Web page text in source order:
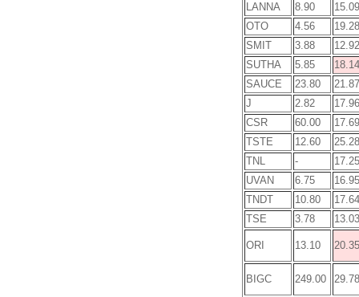
LANNA 8.90
15.09
OTO
4.56
19.28
SMIT
3.88
12.92
SUTHA
5.85
18.14
SAUCE
23.80
21.87
J
2.82
17.96
CSR
60.00
17.69
TSTE
12.60
25.28
TNL
-
17.25
UVAN
6.75
16.95
TNDT
10.80
17.64
TSE
3.78 13.03
ORI 13.10 20.35
BIGC 249.00 29.78